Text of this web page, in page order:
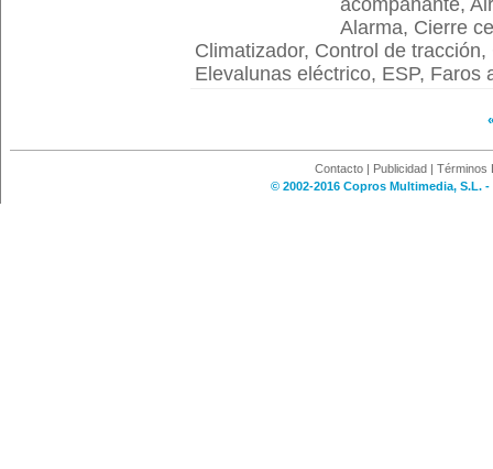
acompañante,
Alarma, Cierre
Climatizador, Control de
Elevalunas eléctrico, ESP,
Contacto | Publicidad | Términos
© 2002-2016 Copros Multimedia, S.L.